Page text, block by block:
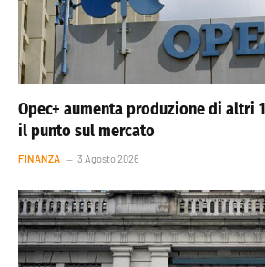
Opec+ aumenta produzione di altri
il punto sul mercato
FINANZA 3 Agosto 2026